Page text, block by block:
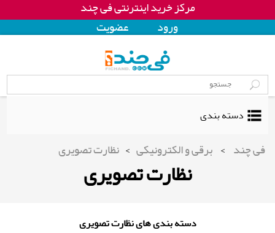
مرکز خرید اینترنتی فی چند
ورود
عضويت
دسته بندی
فی چند > برقی و الکترونیکی > نظارت تصویری
نظارت تصویری
دسته بندی های نظارت تصویری